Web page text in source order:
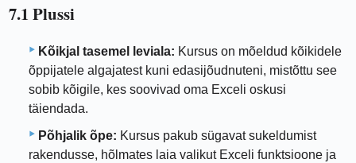
7.1 Plussi
Kõikjal tasemel leviala: Kursus on mõeldud kõikidele
õppijatele algajatest kuni edasijõudnuteni, mistõttu see
sobib kõigile, kes soovivad oma Exceli oskusi
täiendada.
Põhjalik õpe: Kursus pakub sügavat sukeldumist
rakendusse, hõlmates laia valikut Exceli funktsioone ja